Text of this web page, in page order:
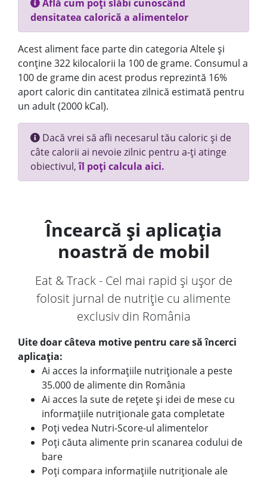
Află cum poți slăbi cunoscând
densitatea calorică a alimentelor
Acest aliment face parte din categoria Altele și
conține 322 kilocalorii la 100 de grame. Consumul a
100 de grame din acest produs reprezintă 16%
aport caloric din cantitatea zilnică estimată pentru
un adult (2000 kCal).
Dacă vrei să afli necesarul tău caloric și de
câte calorii ai nevoie zilnic pentru a-ți atinge
obiectivul,îl poți calcula aici.
Încearcă și aplicația
noastră de mobil
Eat & Track - Cel mai rapid și ușor de
folosit jurnal de nutriție cu alimente
exclusiv din România
Uite doar câteva motive pentru care să încerci
aplicația:
Ai acces la informațiile nutriționale a peste
35.000 de alimente din România
Ai acces la sute de rețete și idei de mese cu
informațiile nutriționale gata completate
Poți vedea Nutri-Score-ul alimentelor
Poți căuta alimente prin scanarea codului de
bare
Poți compara informațiile nutriționale ale